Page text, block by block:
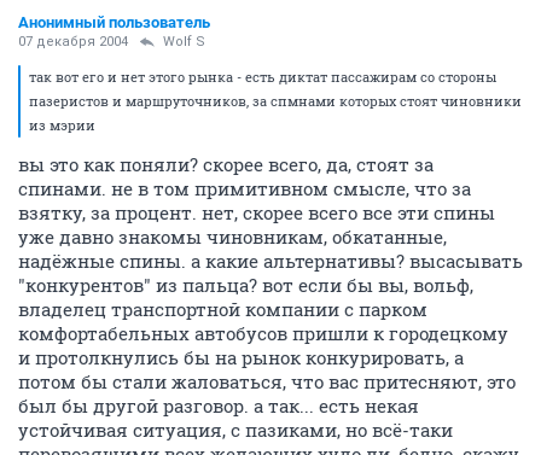
Анонимный пользователь
07 декабря 2004 Wolf S
так вот его и нет этого рынка - есть диктат пассажирам со стороны
пазеристов и маршруточников, за спмнами которых стоят чиновники
из мэрии
вы это как поняли? скорее всего, да, стоят за
спинами. не в том примитивном смысле, что за
взятку, за процент. нет, скорее всего все эти спины
уже давно знакомы чиновникам, обкатанные,
надёжные спины. а какие альтернативы? высасывать
"конкурентов" из пальца? вот если бы вы, вольф,
владелец транспортной компании с парком
комфортабельных автобусов пришли к городецкому
и протолкнулись бы на рынок конкурировать, а
потом бы стали жаловаться, что вас притесняют, это
был бы другой разговор. а так... есть некая
устойчивая ситуация, с пазиками, но всё-таки